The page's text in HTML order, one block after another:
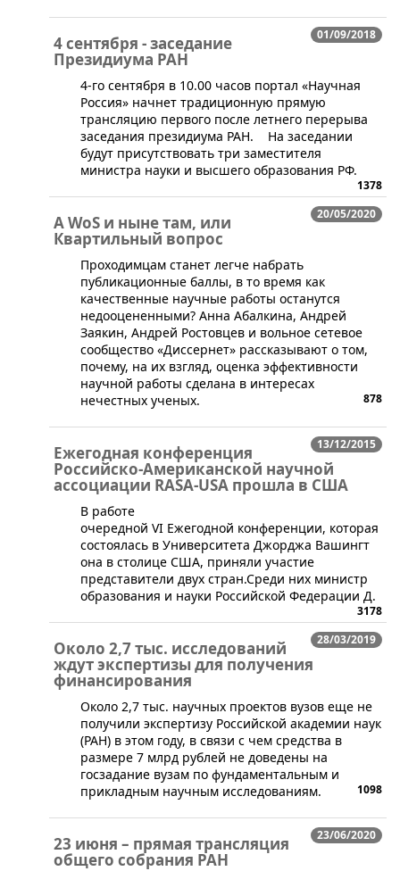
01/09/2018
4 сентября - заседание
Президиума РАН
​4-го сентября в 10.00 часов портал «Научная
Россия» начнет традиционную прямую
трансляцию первого после летнего перерыва
заседания президиума РАН. На заседании
будут присутствовать три заместителя
министра науки и высшего образования РФ.
1378
20/05/2020
А WoS и ныне там, или
Квартильный вопрос
​​​Проходимцам станет легче набрать
публикационные баллы, в то время как
качественные научные работы останутся
недооцененными? Анна Абалкина, Андрей
Заякин, Андрей Ростовцев и вольное сетевое
сообщество «Диссернет» рассказывают о том,
почему, на их взгляд, оценка эффективности
научной работы сделана в интересах
нечестных ученых.
878
13/12/2015
Eжегодная конференция
Российско-Американской научной
ассоциации RASA-USA прошла в США
В работе
очередной VI Eжегодной конференции, которая
состоялась в Университета Джорджа Вашингт​
она в столице США, приняли участие
представители двух стран.Среди них министр
образования и науки Российской Федерации Д.
3178
28/03/2019
Около 2,7 тыс. исследований
ждут экспертизы для получения
финансирования
​Около 2,7 тыс. научных проектов вузов еще не
получили экспертизу Российской академии наук
(РАН) в этом году, в связи с чем средства в
размере 7 млрд рублей не доведены на
госзадание вузам по фундаментальным и
прикладным научным исследованиям.
1098
23/06/2020
23 июня – прямая трансляция
общего собрания РАН